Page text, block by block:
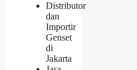
Distributor
dan
Importir
Genset
di
Jakarta